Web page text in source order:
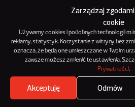
Zarządzaj
cookie
Używamy cookies i podobnych technologii
reklamy, statystyk. Korzystanie z witryny bez
oznacza, że będą one umieszczane w Twoim
zawsze możesz zmienić te ustawienia.
Prywatności.
Akceptuję Odmów
Where's the beef?
© 2012-2025
NowyMarketing jest marką 143Media Sp.